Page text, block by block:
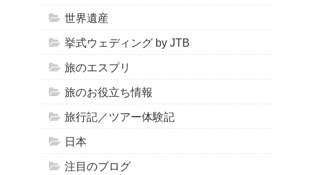
世界遺産
挙式ウェディング by JTB
旅のエスプリ
旅のお役立ち情報
旅行記／ツアー体験記
日本
注目のブログ